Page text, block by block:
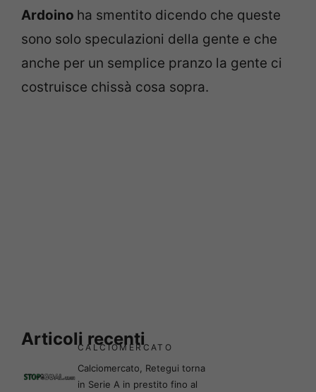
Ardoino ha smentito dicendo che queste
sono solo speculazioni della gente e che
anche per un semplice pranzo la gente ci
costruisce chissà cosa sopra.
Articoli recenti
CALCIOMERCATO
Calciomercato, Retegui torna
in Serie A in prestito fino al